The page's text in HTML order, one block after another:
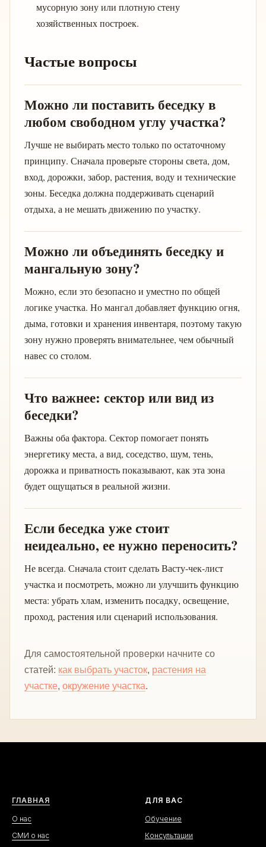
мусорную зону или плотную стену
хозяйственных построек.
Частые вопросы
Можно ли поставить беседку в
любом свободном углу участка?
Лучше не выбирать место только по остаточному
принципу. Сначала проверьте стороны света, дом,
вход, дорожки, забор, растения, воду и технические
зоны. Беседка должна поддерживать сценарий
отдыха, а не мешать движению по участку.
Можно ли объединять беседку и
мангальную зону?
Можно, если это безопасно и уместно по общей
логике участка. Но мангал добавляет функцию огня,
дыма, готовки и хранения инвентаря, поэтому такую
зону нужно проверять внимательнее, чем обычный
навес со столом.
Что важнее: сектор или вид из
беседки?
Важны оба фактора. Сектор помогает понять
энергетику места, а вид, соседство, шум, тень,
дорожка и приватность показывают, как эта зона
будет ощущаться в реальной жизни.
Если беседка уже стоит
неидеально, ее нужно переносить?
Не всегда. Сначала стоит сделать Васту-чек-лист
участка и посмотреть, можно ли улучшить функцию
места: убрать хлам, изменить посадку, освещение,
проход, растения или сценарий использования.
Для самостоятельной проверки начните со
статей: как выбрать участок, растения на
участке, окружение участка.
ГЛАВНАЯ
О нас
СМИ о нас
ДЛЯ ВАС
Обучение
Консультации